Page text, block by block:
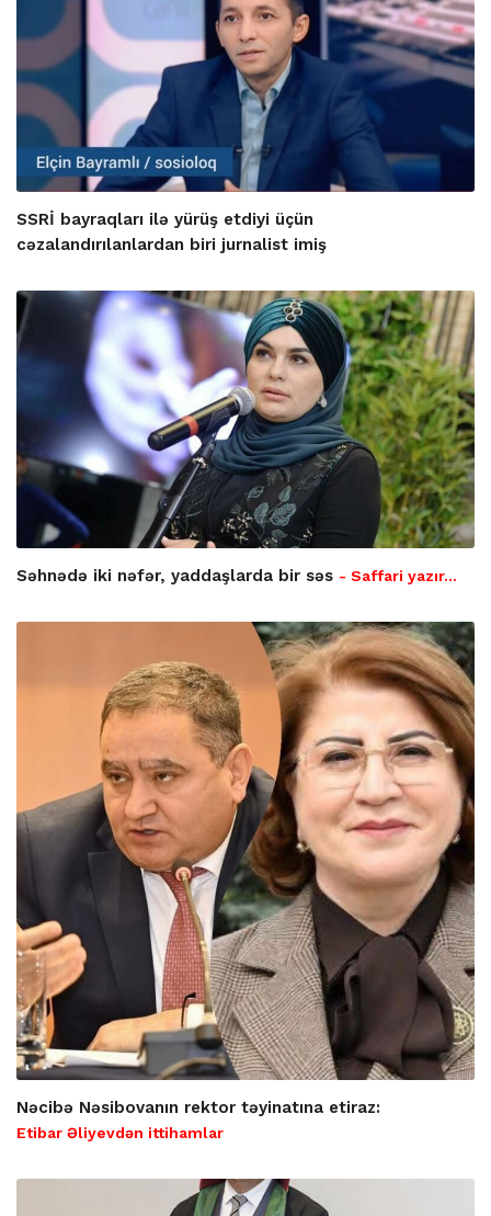
SSRİ bayraqları ilə yürüş etdiyi üçün
cəzalandırılanlardan biri jurnalist imiş
Səhnədə iki nəfər, yaddaşlarda bir səs - Saffari yazır…
Nəcibə Nəsibovanın rektor təyinatına etiraz:
Etibar Əliyevdən ittihamlar